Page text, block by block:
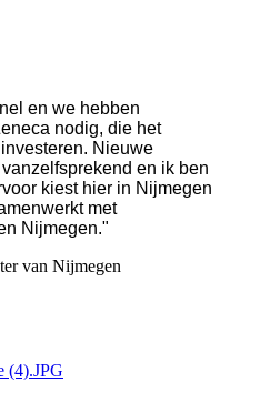
en we hebben
nodig, die het
Nieuwe
en ik ben
kiest hier in Nijmegen
met
Nijmegen."
van Nijmegen